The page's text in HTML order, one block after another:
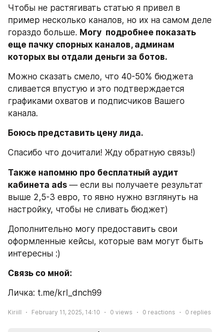
Чтобы не растягивать статью я привел в
пример несколько каналов, но их на самом деле
гораздо больше. Могу  подробнее показать
еще пачку спорных каналов, админам
которых вы отдали деньги за ботов.
Можно сказать смело, что 40-50% бюджета
сливается впустую и это подтверждается
графиками охватов и подписчиков Вашего
канала.
Боюсь представить цену лида.
Спасибо что дочитали! Жду обратную связь!)
Также напомню про бесплатный аудит
кабинета ads — если вы получаете результат
выше 2,5-3 евро, то явно нужно взглянуть на
настройку, чтобы не сливать бюджет)
Дополнительно могу предоставить свои
оформленные кейсы, которые вам могут быть
интересны :)
Связь со мной:
Личка: t.me/krl_dnch99
Kiriill February 11, 2025, 14:10 0 views 0 reactions 0 replies